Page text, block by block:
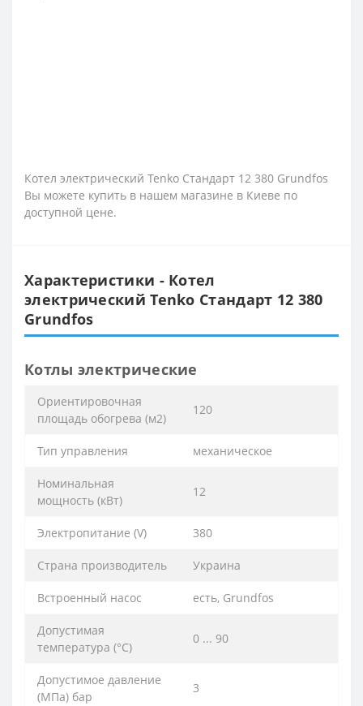
Котел электрический Tenko Стандарт 12 380 Grundfos
Вы можете купить в нашем магазине в Киеве по
доступной цене.
Характеристики - Котел
электрический Tenko Стандарт 12 380
Grundfos
Котлы электрические
Ориентировочная
площадь обогрева (м2)
120
Тип управления механическое
Номинальная
мощность (кВт)
12
Электропитание (V) 380
Страна производитель Украина
Встроенный насос есть, Grundfos
Допустимая
температура (°C)
0 ... 90
Допустимое давление
(МПа) бар
3